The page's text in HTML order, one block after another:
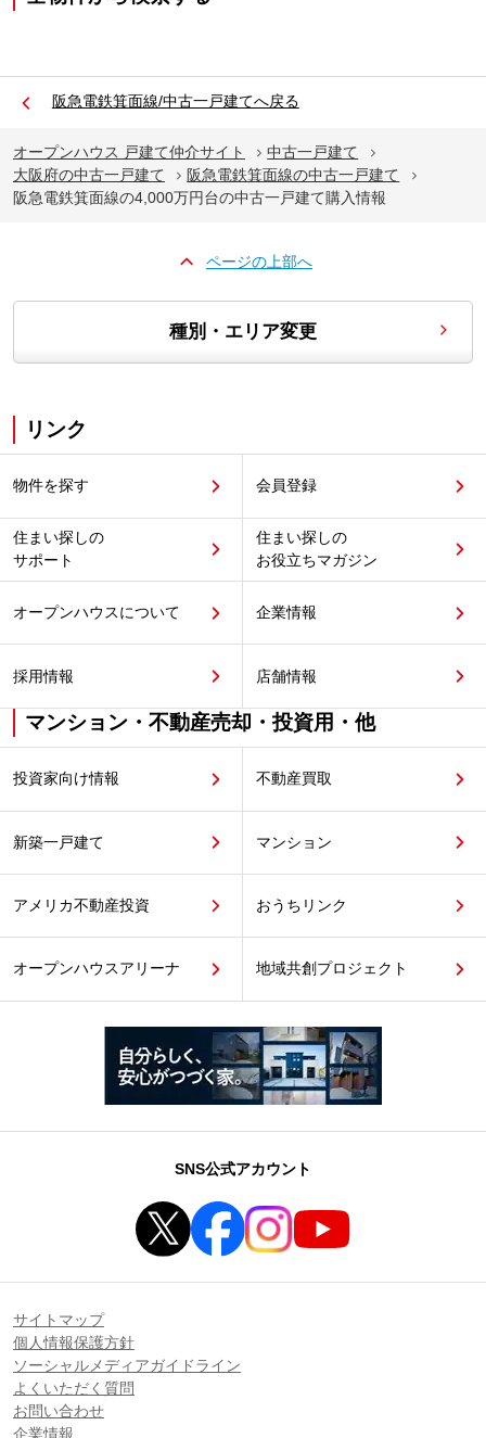
阪急電鉄箕面線/中古一戸建てへ戻る
オープンハウス 戸建て仲介サイト
中古一戸建て
大阪府の中古一戸建て
阪急電鉄箕面線の中古一戸建て
阪急電鉄箕面線の4,000万円台の中古一戸建て購入情報
ページの上部へ
種別・エリア変更
リンク
物件を探す 会員登録
住まい探しの
サポート
住まい探しの
お役立ちマガジン
オープンハウスについて 企業情報
採用情報 店舗情報
マンション・不動産売却・投資用・他
投資家向け情報 不動産買取
新築一戸建て マンション
アメリカ不動産投資 おうちリンク
オープンハウスアリーナ 地域共創プロジェクト
SNS公式アカウント
サイトマップ
個人情報保護方針
ソーシャルメディアガイドライン
よくいただく質問
お問い合わせ
企業情報